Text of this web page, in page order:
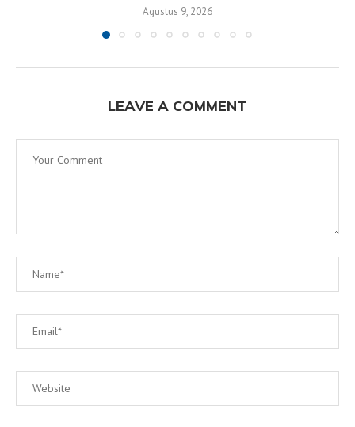
Agustus 9, 2026
LEAVE A COMMENT